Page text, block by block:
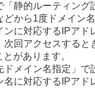
「静的ルーティング
どから1度ドメイン
ンに対応するIPアド
回アクセスすると
があります。
ドメイン名指定」で
名に対応するIPアド